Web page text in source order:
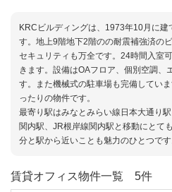
KRCビルディングは、1973年10月に
す。地上9階地下2階のの耐震補強済の
セキュリティも万全です。24時間入室
きます。設備はOAフロア、個別空調、
す。また機械式の駐車場も完備してい
ったりの物件です。
最寄り駅はみなとみらい線日本大通り
関内駅、JR根岸線関内駅と移動にとて
分と駅から近いことも魅力のひとつです
賃貸オフィス物件一覧 5件